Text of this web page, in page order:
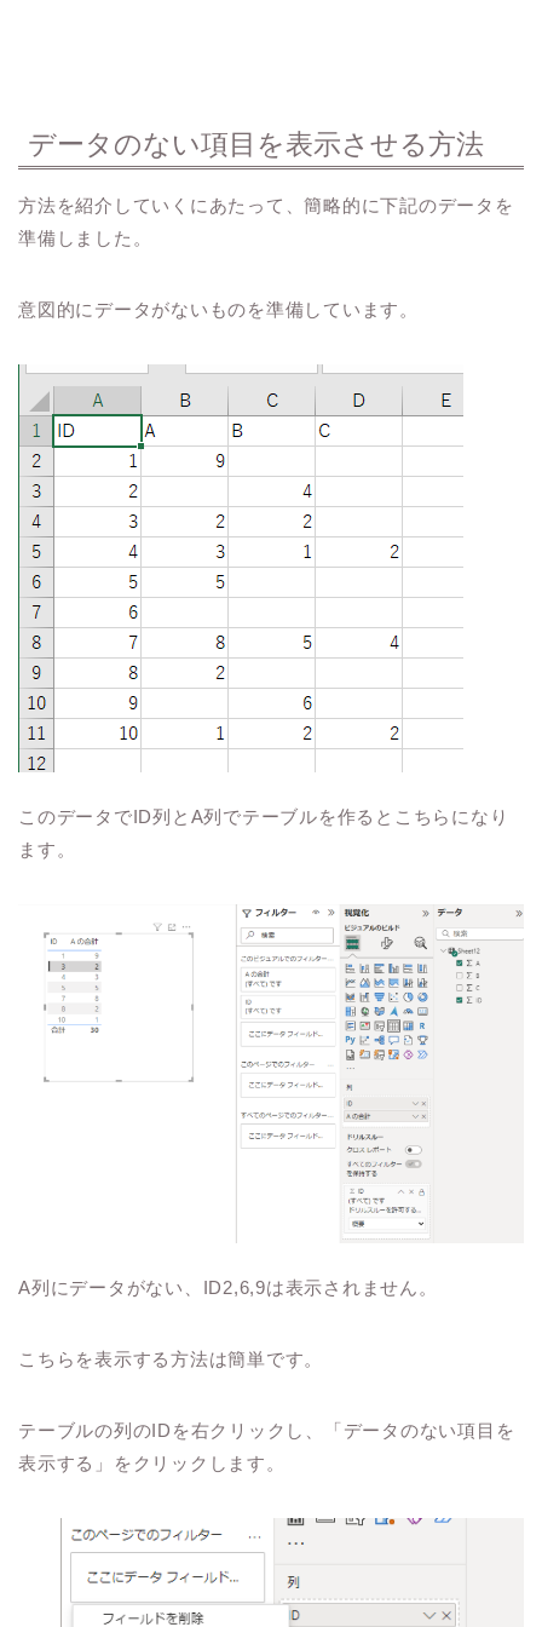
データのない項目を表示させる方法
方法を紹介していくにあたって、簡略的に下記のデータを
準備しました。
意図的にデータがないものを準備しています。
このデータでID列とA列でテーブルを作るとこちらになり
ます。
A列にデータがない、ID2,6,9は表示されません。
こちらを表示する方法は簡単です。
テーブルの列のIDを右クリックし、「データのない項目を
表示する」をクリックします。